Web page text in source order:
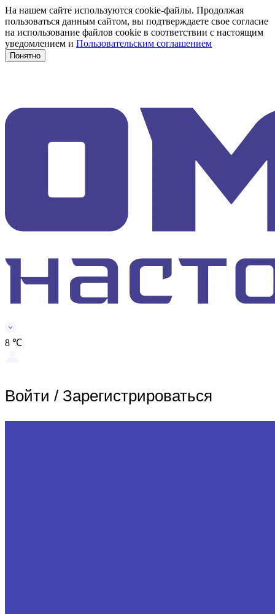
На нашем сайте используются cookie-файлы. Продолжая
пользоваться данным сайтом, вы подтверждаете свое согласие
на использование файлов cookie в соответствии с настоящим
уведомлением и Пользовательским соглашением
Понятно
8 ℃
Войти / Зарегистрироваться